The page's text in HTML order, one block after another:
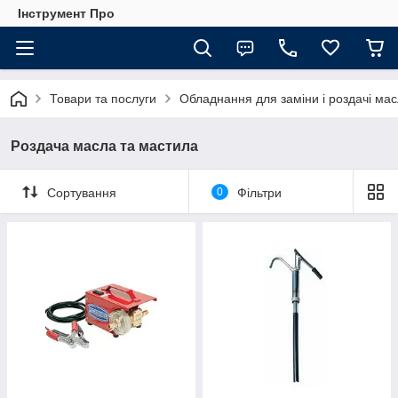
Інструмент Про
Товари та послуги Обладнання для заміни і роздачі
Роздача масла та мастила
Сортування 0 Фільтри